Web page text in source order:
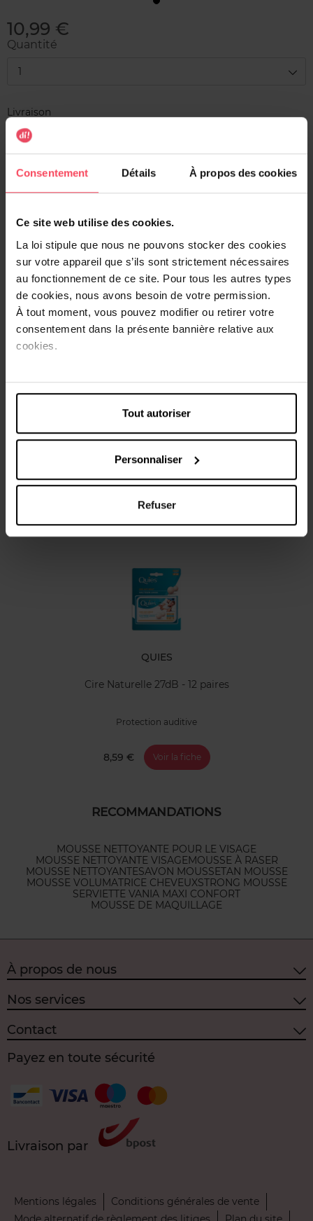
Consentement Détails À propos des cookies
Ce site web utilise des cookies.
La loi stipule que nous ne pouvons stocker des cookies
sur votre appareil que s’ils sont strictement nécessaires
au fonctionnement de ce site. Pour tous les autres types
de cookies, nous avons besoin de votre permission.
À tout moment, vous pouvez modifier ou retirer votre
consentement dans la présente bannière relative aux
cookies.
Tout autoriser
Personnaliser
Refuser
10,99 €
Quantité
1
Livraison
En stock
Ajouter au panier
Livraison gratuite à l'achat de min. 35€
Retour gratuit dans votre magasin
Expédition sous 24h
Description
Les boules Quies Mousse Confort 35dB vous permettent
vous couper totalement de votre environnement.
Caractéristiques
Vous aimerez peut-être
QUIES
Cire Naturelle 27dB - 12 paires
Protection auditive
8,59 € Voir la fiche
RECOMMANDATIONS
MOUSSE NETTOYANTE POUR LE VISAGE
MOUSSE NETTOYANTE VISAGEMOUSSE À RASER
MOUSSE NETTOYANTESAVON MOUSSETAN MOUSSE
MOUSSE VOLUMATRICE CHEVEUXSTRONG MOUSSE
SERVIETTE VANIA MAXI CONFORT
MOUSSE DE MAQUILLAGE
À propos de nous
Nos services
Contact
Payez en toute sécurité
Livraison par
Mentions légales
Conditions générales de vente